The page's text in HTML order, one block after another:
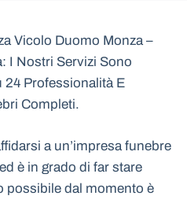
Vicolo Duomo Monza –
I Nostri Servizi Sono
24 Professionalità E
Completi.
a un’impresa funebre
è in grado di far stare
possibile dal momento è